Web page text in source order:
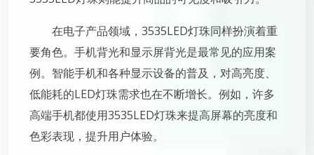
在电子产品领域，3535LED灯珠同样扮演着重
要角色。手机背光和显示屏背光是最常见的应用案
例。智能手机和各种显示设备的普及，对高亮度、
低能耗的LED灯珠需求也在不断增长。例如，许多
高端手机都使用3535LED灯珠来提高屏幕的亮度和
色彩表现，提升用户体验。